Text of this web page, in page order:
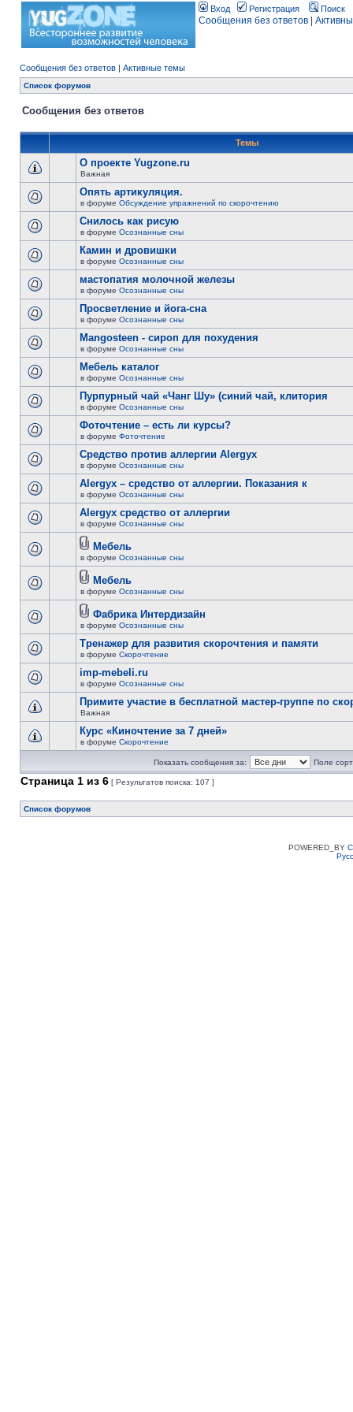
Вход Регистрация Поиск
Сообщения без ответов
Сообщения без ответов | Активные темы
Список форумов
Сообщения без ответов
Темы
О проекте Yugzone.ru
Важная
Опять артикуляция.
в форуме Обсуждение упражнений по скорочтению
Снилось как рисую
в форуме Осознанные сны
Камин и дровишки
в форуме Осознанные сны
мастопатия молочной железы
в форуме Осознанные сны
Просветление и йога-сна
в форуме Осознанные сны
Mangosteen - сироп для похудения
в форуме Осознанные сны
Мебель каталог
в форуме Осознанные сны
Пурпурный чай «Чанг Шу» (синий чай, клитория
в форуме Осознанные сны
Фоточтение – есть ли курсы?
в форуме Фоточтение
Cредство против аллергии Alergyx
в форуме Осознанные сны
Alergyx – средство от аллергии. Показания к
в форуме Осознанные сны
Alergyx средство от аллергии
в форуме Осознанные сны
Мебель
в форуме Осознанные сны
Мебель
в форуме Осознанные сны
Фабрика Интердизайн
в форуме Осознанные сны
Тренажер для развития скорочтения и памяти
в форуме Скорочтение
imp-mebeli.ru
в форуме Осознанные сны
Примите участие в бесплатной мастер-группе по
Важная
Курс «Киночтение за 7 дней»
в форуме Скорочтение
Показать сообщения за: Поле
Страница 1 из 6 [ Результатов поиска: 107 ]
Список форумов
POWERED_BY